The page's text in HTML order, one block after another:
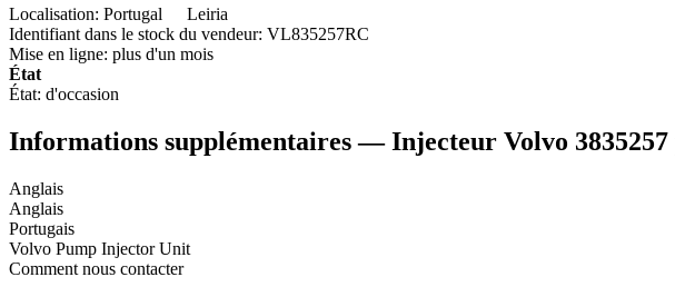
Localisation: Portugal
Leiria
Identifiant dans le stock du vendeur: VL835257RC
Mise en ligne: plus d'un mois
État
État: d'occasion
Informations supplémentaires — Injecteur Volvo
Anglais
Anglais
Portugais
Volvo Pump Injector Unit
Comment nous contacter